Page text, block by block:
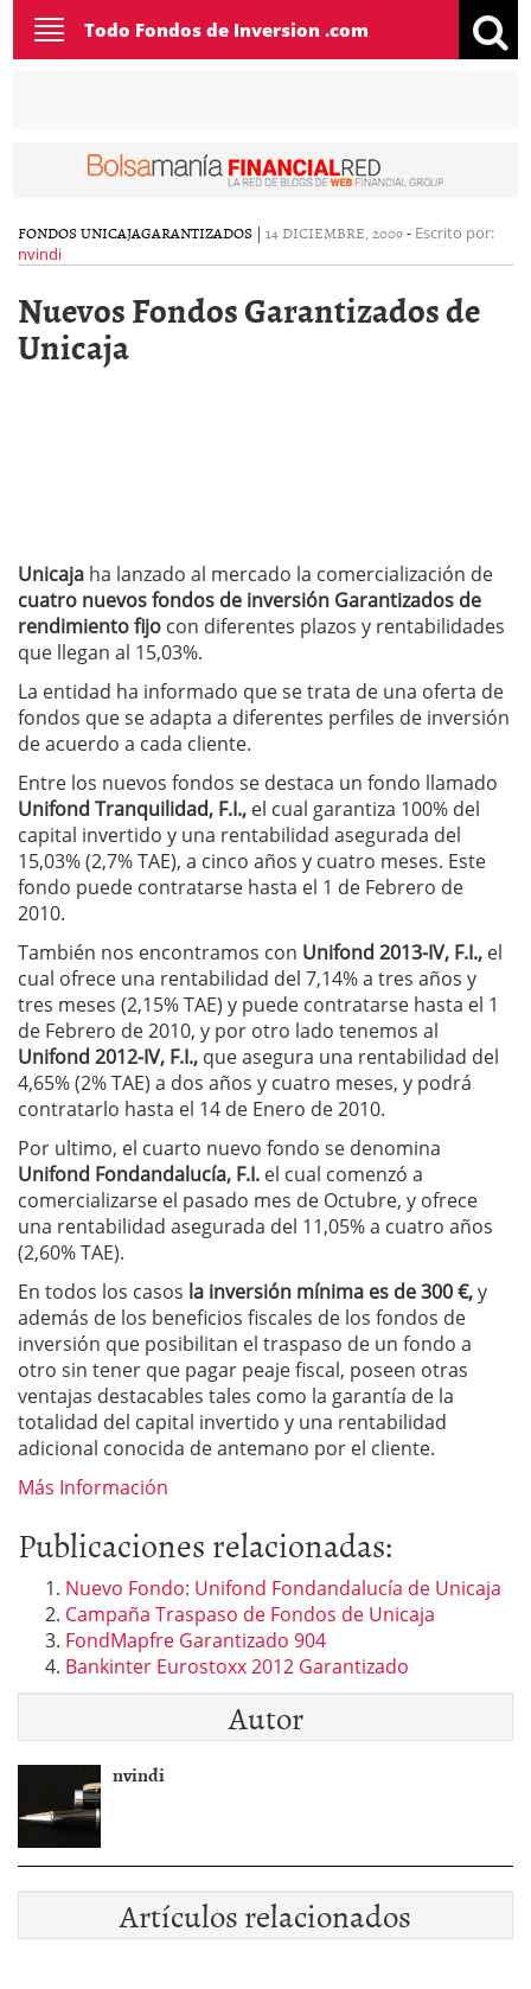
Toggle
navigation
Todo Fondos de Inversion .com
FONDOS UNICAJAGARANTIZADOS | 14 DICIEMBRE, 2009- Escrito por:
nvindi
Nuevos Fondos Garantizados de
Unicaja
Unicaja ha lanzado al mercado la comercialización de
cuatro nuevos fondos de inversión Garantizados de
rendimiento fijo con diferentes plazos y rentabilidades
que llegan al 15,03%.
La entidad ha informado que se trata de una oferta de
fondos que se adapta a diferentes perfiles de inversión
de acuerdo a cada cliente.
Entre los nuevos fondos se destaca un fondo llamado
Unifond Tranquilidad, F.I., el cual garantiza 100% del
capital invertido y una rentabilidad asegurada del
15,03% (2,7% TAE), a cinco años y cuatro meses. Este
fondo puede contratarse hasta el 1 de Febrero de
2010.
También nos encontramos con Unifond 2013-IV, F.I., el
cual ofrece una rentabilidad del 7,14% a tres años y
tres meses (2,15% TAE) y puede contratarse hasta el 1
de Febrero de 2010, y por otro lado tenemos al
Unifond 2012-IV, F.I., que asegura una rentabilidad del
4,65% (2% TAE) a dos años y cuatro meses, y podrá
contratarlo hasta el 14 de Enero de 2010.
Por ultimo, el cuarto nuevo fondo se denomina
Unifond Fondandalucía, F.I. el cual comenzó a
comercializarse el pasado mes de Octubre, y ofrece
una rentabilidad asegurada del 11,05% a cuatro años
(2,60% TAE).
En todos los casos la inversión mínima es de 300 €,y
además de los beneficios fiscales de los fondos de
inversión que posibilitan el traspaso de un fondo a
otro sin tener que pagar peaje fiscal, poseen otras
ventajas destacables tales como la garantía de la
totalidad del capital invertido y una rentabilidad
adicional conocida de antemano por el cliente.
Más Información
Publicaciones relacionadas:
Nuevo Fondo: Unifond Fondandalucía de Unicaja
Campaña Traspaso de Fondos de Unicaja
FondMapfre Garantizado 904
Bankinter Eurostoxx 2012 Garantizado
Autor
nvindi
Artículos relacionados